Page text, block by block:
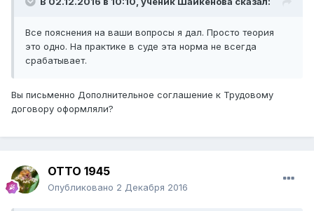
Все пояснения на ваши вопросы я дал. Просто теория
это одно. На практике в суде эта норма не всегда
срабатывает.
Вы письменно Дополнительное соглашение к Трудовому
договору оформляли?
ОТТО 1945
Опубликовано 2 Декабря 2016